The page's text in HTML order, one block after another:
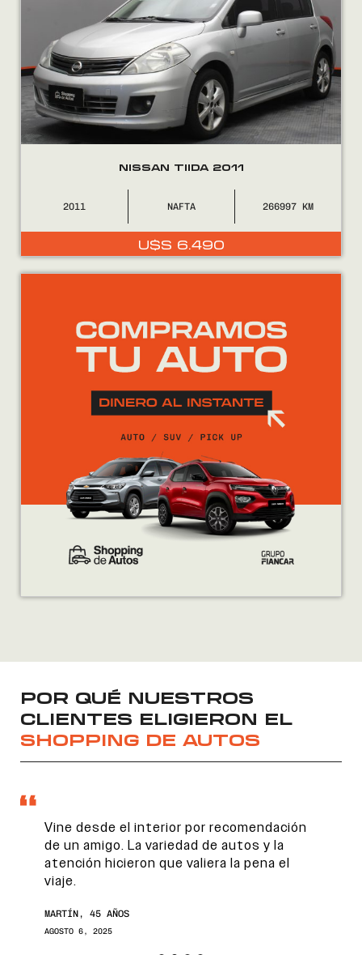
NISSAN TIIDA 2011
2011 NAFTA 266997
U$S 6.490
POR QUÉ NUESTROS
CLIENTES ELIGIERON EL
SHOPPING DE AUTOS
Vine desde el interior por recomendación
de un amigo. La variedad de autos y la
atención hicieron que valiera la pena el
viaje.
MARTÍN, 45 AÑOS
AGOSTO 6, 2025